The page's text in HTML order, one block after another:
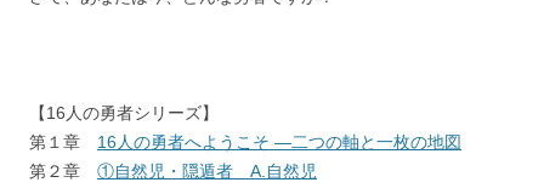
【16人の勇者シリーズ】
第１章 16人の勇者へようこそ ―二つの軸と一枚の地図
第２章 ①自然児・隠遁者 A.自然児